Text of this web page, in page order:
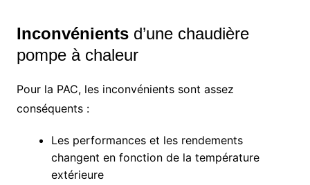
Inconvénientsd’une chaudière
pompe à chaleur
Pour la PAC, les inconvénients sont assez
conséquents :
Les performances et les rendements
changent en fonction de la température
extérieure